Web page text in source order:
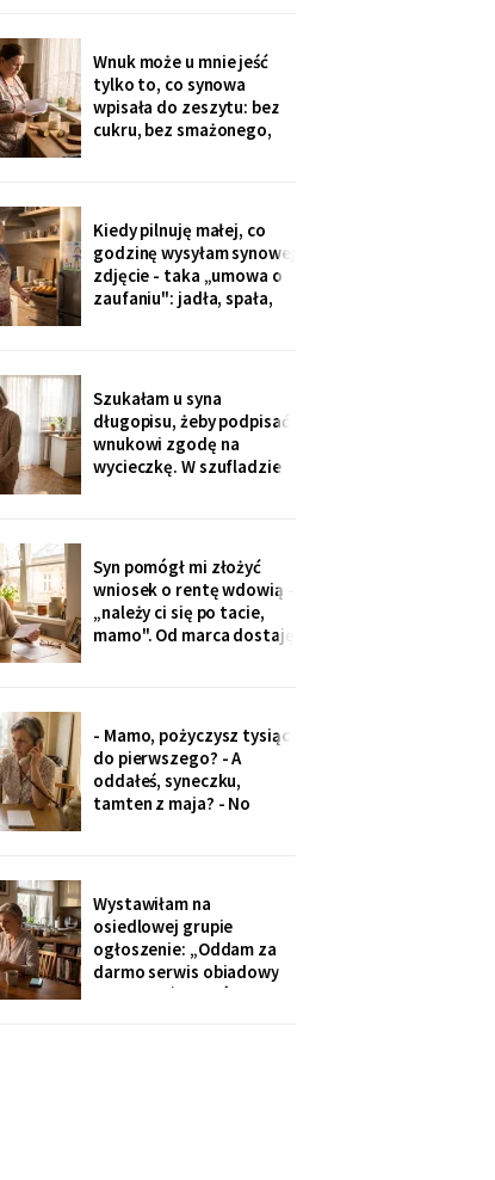
ucałowała w oba policzki.
Córka wieczorem
zapytała tylko, czy przy
okazji wzięłam receptę
na
Wnuk może u mnie jeść
tylko to, co synowa
wpisała do zeszytu: bez
cukru, bez smażonego,
ogórkiem - nie umiałam
odmówić. Wieczorem
przyszła wiadomość:
„proszę traktować
zeszyt poważnie, inaczej
Kiedy pilnuję małej, co
godzinę wysyłam synowej
zdjęcie - taka „umowa o
zaufaniu": jadła, spała,
czternastej. Siedem
minut później dzwonił
telefon: „czemu nie ma
zdjęcia, coś się stało?!".
Babeczki
Szukałam u syna
długopisu, żeby podpisać
wnukowi zgodę na
wycieczkę. W szufladzie
ołówkiem: «od
stycznia?».
Syn pomógł mi złożyć
wniosek o rentę wdowią -
„należy ci się po tacie,
mamo". Od marca dostaję
to tatowe pieniądze, a
tata by chciał pomagać
nam, nie tobie".
- Mamo, pożyczysz tysiąc
do pierwszego? - A
oddałeś, syneczku,
tamten z maja? - No
później zadzwoniła
synowa. Zaczęła od tego,
że „babcia podobno robi
problemy".
Wystawiłam na
osiedlowej grupie
ogłoszenie: „Oddam za
darmo serwis obiadowy
na dwanaście osób,